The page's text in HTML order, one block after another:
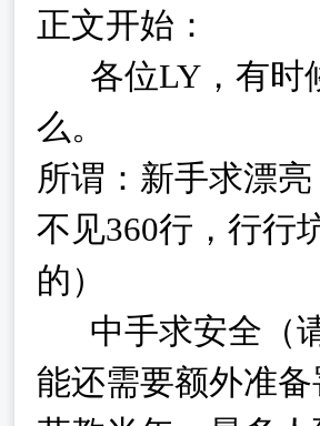
正文开始：
各位LY，有时
么。
所谓：新手求漂
不见360行，行行
的）
中手求安全（
能还需要额外准